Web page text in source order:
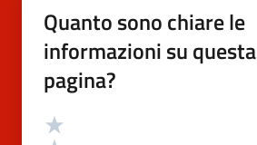
Quanto sono chiare le
informazioni su questa
pagina?
Valutazione